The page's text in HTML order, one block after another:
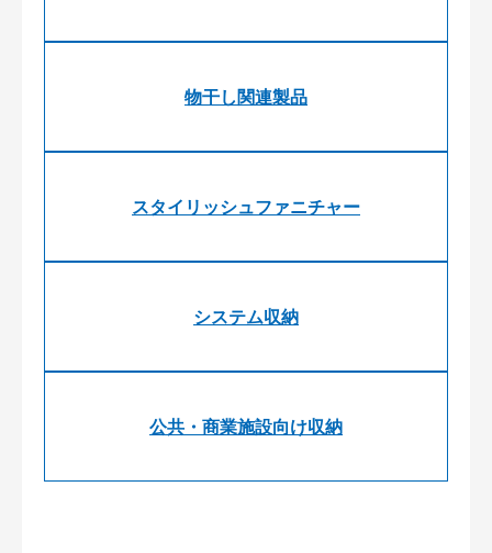
物干し関連製品
スタイリッシュファニチャー
システム収納
公共・商業施設向け収納